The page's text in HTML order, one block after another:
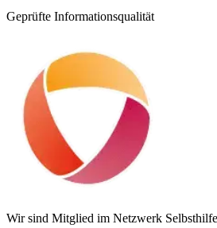
Geprüfte Informationsqualität
Wir sind Mitglied im Netzwerk